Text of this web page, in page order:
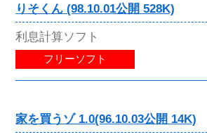
りそくん (98.10.01公開 528K)
利息計算ソフト
フリーソフト
家を買うゾ 1.0(96.10.03公開 14K)